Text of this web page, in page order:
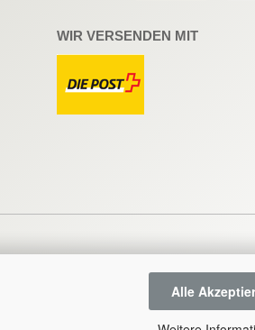
Alle
WIR VERSENDEN MIT